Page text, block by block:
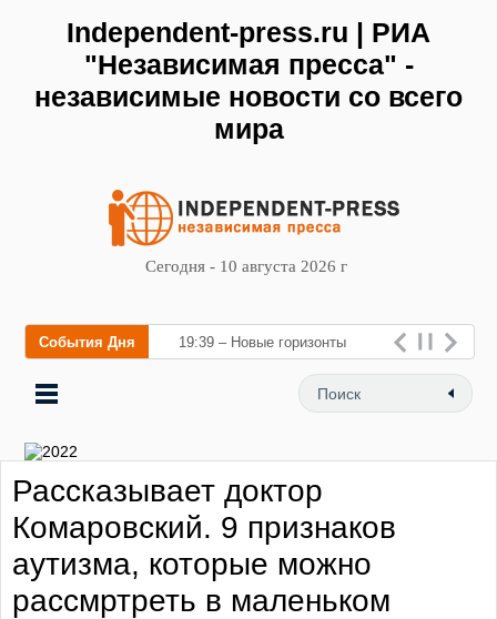
Independent-press.ru | РИА
"Независимая пресса" -
независимые новости со всего
мира
Сегодня - 10 августа 2026 г
События Дня 19:39 – Новые горизонты
флебологии: в Москве
открылся «Городской центр
заболеваний вен и
профилактики тромбоза
Рассказывает доктор
Комаровский. 9 признаков
аутизма, которые можно
рассмртреть в маленьком